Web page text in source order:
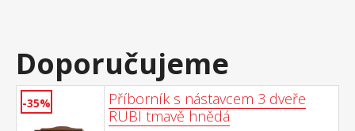
Doporučujeme
-35%
Příborník s nástavcem 3 dveře
RUBI tmavě hnědá